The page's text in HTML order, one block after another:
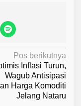
Pos berikutnya
Inflasi Turun,
Wagub Antisipasi
Harga Komoditi
Jelang Nataru